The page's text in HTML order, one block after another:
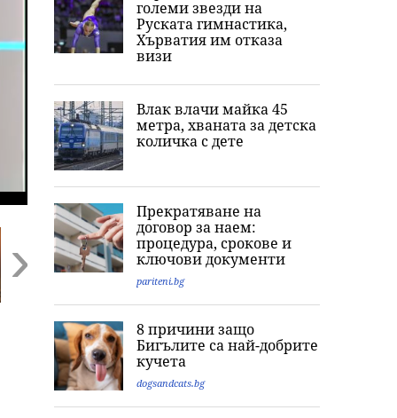
Повече от час
жесток побой:
Какво разкри
прокуратурата за
убийството на
млн. евро: Нови
разкрития за
нелегалната
лаборатория в
по борсите за
големи звезди на
Руската гимнастика,
Хърватия им отказа
визи
Влак влачи майка 45
метра, хваната за детска
количка с дете
Прекратяване на
договор за наем:
процедура, срокове и
ключови документи
pariteni.bg
8 причини защо
Бигълите са най-добрите
кучета
dogsandcats.bg